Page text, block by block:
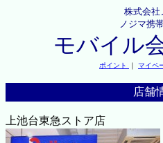
株式会社
ノジマ携
モバイル
ポイント ｜ マイペ
店舗
上池台東急ストア店